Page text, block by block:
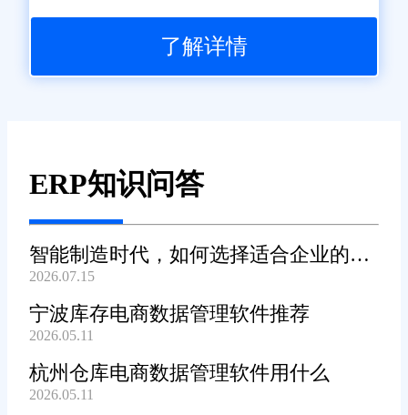
了解详情
ERP知识问答
智能制造时代，如何选择适合企业的
WMS系统?
2026.07.15
宁波库存电商数据管理软件推荐
2026.05.11
杭州仓库电商数据管理软件用什么
2026.05.11